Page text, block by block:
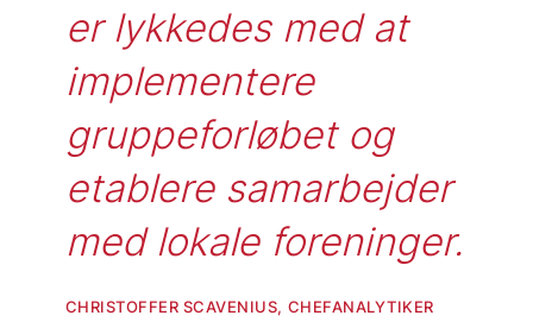
er lykkedes med at
implementere
gruppeforløbet og
etablere samarbejder
med lokale foreninger.
CHRISTOFFER SCAVENIUS, CHEFANALYTIKER